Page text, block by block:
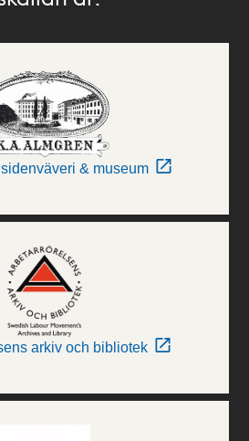
& museum
arkiv och bibliotek